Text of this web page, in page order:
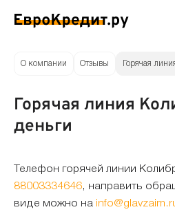
О компании Отзывы Горячая
Горячая линия
деньги
Телефон горячей линии
88003334646, направить
виде можно на